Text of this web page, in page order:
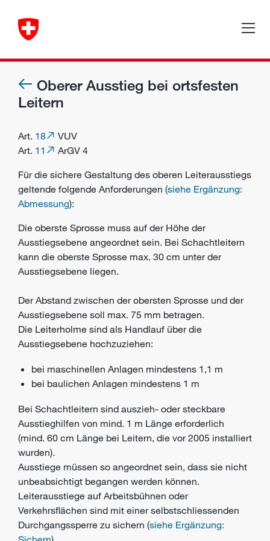
Oberer Ausstieg bei ortsfesten
Leitern
Art. 18
VUV
Art. 11
ArGV 4
Für die sichere Gestaltung des oberen Leiterausstiegs
geltende folgende Anforderungen (siehe Ergänzung:
Abmessung):
Die oberste Sprosse muss auf der Höhe der
Ausstiegsebene angeordnet sein. Bei Schachtleitern
kann die oberste Sprosse max. 30 cm unter der
Ausstiegsebene liegen.
Der Abstand zwischen der obersten Sprosse und der
Ausstiegsebene soll max. 75 mm betragen.
Die Leiterholme sind als Handlauf über die
Ausstiegsebene hochzuziehen:
bei maschinellen Anlagen mindestens 1,1 m
bei baulichen Anlagen mindestens 1 m
Bei Schachtleitern sind auszieh- oder steckbare
Ausstieghilfen von mind. 1 m Länge erforderlich
(mind. 60 cm Länge bei Leitern, die vor 2005 installiert
wurden).
Ausstiege müssen so angeordnet sein, dass sie nicht
unbeabsichtigt begangen werden können.
Leiterausstiege auf Arbeitsbühnen oder
Verkehrsflächen sind mit einer selbstschliessenden
Durchgangssperre zu sichern (siehe Ergänzung: